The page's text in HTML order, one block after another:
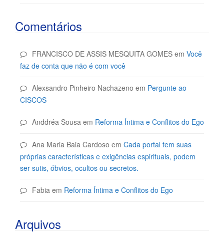
Comentários
FRANCISCO DE ASSIS MESQUITA GOMES em Você
faz de conta que não é com você
Alexsandro Pinheiro Nachazeno em Pergunte ao
CISCOS
Anddréa Sousa em Reforma Íntima e Conflitos do Ego
Ana Maria Baia Cardoso em Cada portal tem suas
próprias características e exigências espirituais, podem
ser sutis, óbvios, ocultos ou secretos.
Fabia em Reforma Íntima e Conflitos do Ego
Arquivos